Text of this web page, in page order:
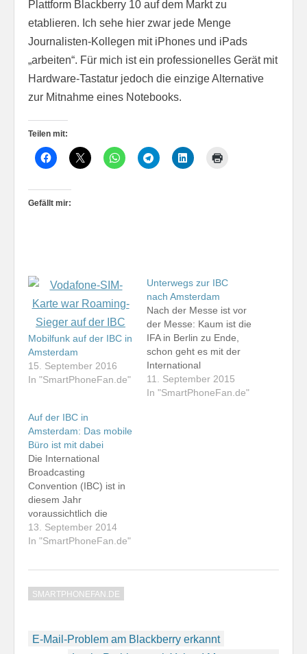
Plattform Blackberry 10 auf dem Markt zu
etablieren. Ich sehe hier zwar jede Menge
Journalisten-Kollegen mit iPhones und iPads
„arbeiten“. Für mich ist ein professionelles Gerät mit
Hardware-Tastatur jedoch die einzige Alternative
zur Mitnahme eines Notebooks.
Teilen mit:
Gefällt mir:
Mobilfunk auf der IBC in
Amsterdam
15. September 2016
In "SmartPhoneFan.de"
Unterwegs zur IBC
nach Amsterdam
Nach der Messe ist vor
der Messe: Kaum ist die
IFA in Berlin zu Ende,
schon geht es mit der
International
Broadcasting
Convention (IBC) in
11. September 2015
In "SmartPhoneFan.de"
Auf der IBC in
Amsterdam: Das mobile
Büro ist mit dabei
Die International
Broadcasting
Convention (IBC) ist in
diesem Jahr
voraussichtlich die
letzte Messe für mich.
Ich habe mich gestern
Weg gemacht - nicht
TomTom Go 5000 auf
hatte ich - wie schon im
13. September 2014
In "SmartPhoneFan.de"
SMARTPHONEFAN.DE
Beitragsnavigation
E-Mail-Problem am Blackberry erkannt